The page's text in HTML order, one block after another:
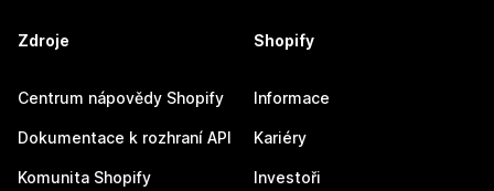
Zdroje
Centrum nápovědy Shopify
Dokumentace k rozhraní API
Komunita Shopify
Shopify
Informace
Kariéry
Investoři